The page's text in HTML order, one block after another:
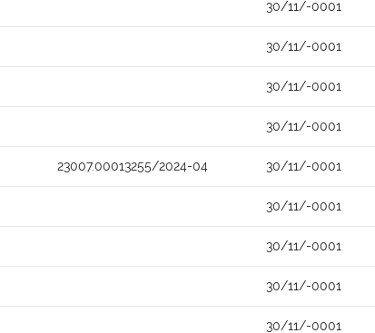
30/11/-0001
30/11/-0001
30/11/-0001
30/11/-0001
23007.00013255/2024-04 30/11/-0001
30/11/-0001
30/11/-0001
30/11/-0001
30/11/-0001